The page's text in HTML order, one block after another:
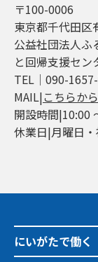
〒100-0006
東京都千代田区
公益社団法人ふ
と回帰支援セン
TEL│090-
MAIL|こちらから
開設時間|10:00
休業日|月曜日
にいがたで働く